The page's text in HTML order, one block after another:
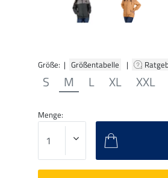
Größe: | Größentabelle |
S M L XL XXL
Menge: